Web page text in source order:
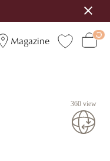
Magazine
360 view